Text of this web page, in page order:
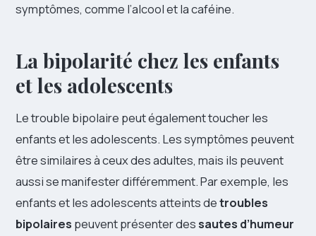
symptômes, comme l’alcool et la caféine.
La bipolarité chez les enfants
et les adolescents
Le trouble bipolaire peut également toucher les
enfants et les adolescents. Les symptômes peuvent
être similaires à ceux des adultes, mais ils peuvent
aussi se manifester différemment. Par exemple, les
enfants et les adolescents atteints detroubles
bipolaires peuvent présenter dessautes d’humeur